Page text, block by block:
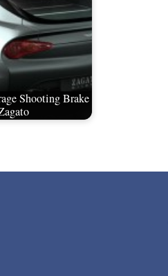
Shooting Brake